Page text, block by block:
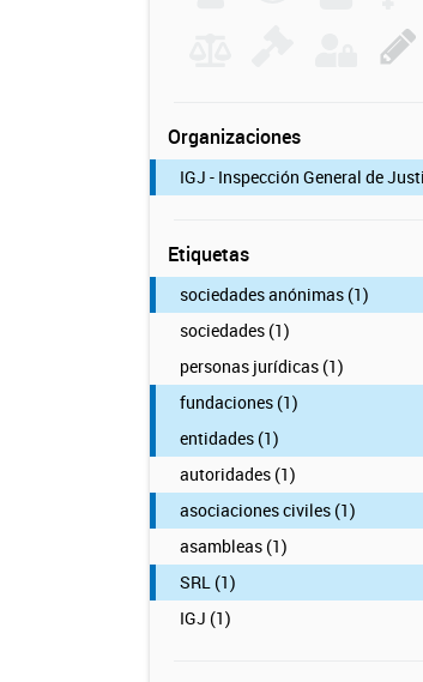
Organizaciones
IGJ - Inspección General de
Etiquetas
sociedades anónimas (1)
sociedades (1)
personas jurídicas (1)
fundaciones (1)
entidades (1)
autoridades (1)
asociaciones civiles (1)
asambleas (1)
SRL (1)
IGJ (1)